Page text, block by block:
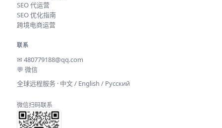
SEO 代运营
SEO 优化指南
跨境电商运营
联系
✉480779188@qq.com
💬 微信
全球远程服务 · 中文 / English / Русский
微信扫码联系